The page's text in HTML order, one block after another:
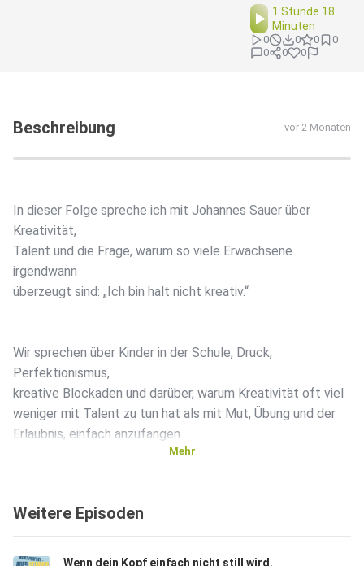
1 Stunde 18
Minuten
0 0 0
0
0
0 0
Beschreibung vor 2 Monaten
In dieser Folge spreche ich mit Johannes Sauer über
Kreativität,
Talent und die Frage, warum so viele Erwachsene
irgendwann
überzeugt sind: „Ich bin halt nicht kreativ.“
Wir sprechen über Kinder in der Schule, Druck,
Perfektionismus,
kreative Blockaden und darüber, warum Kreativität oft viel
weniger mit Talent zu tun hat als mit Mut, Übung und der
Erlaubnis, einfach anzufangen.
welcher
Kleeblätter und wie all das zusammenhängt.
Mehr
Weitere Episoden
Wenn dein Kopf einfach nicht still wird.